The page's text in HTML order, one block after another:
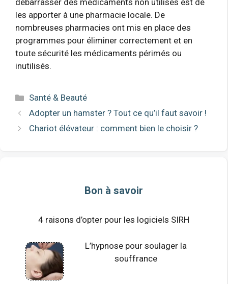
débarrasser des médicaments non utilisés est de
les apporter à une pharmacie locale. De
nombreuses pharmacies ont mis en place des
programmes pour éliminer correctement et en
toute sécurité les médicaments périmés ou
inutilisés.
Catégories
Santé & Beauté
Adopter un hamster ? Tout ce qu’il faut savoir !
Chariot élévateur : comment bien le choisir ?
Bon à savoir
4 raisons d’opter pour les logiciels SIRH
L’hypnose pour soulager la
souffrance